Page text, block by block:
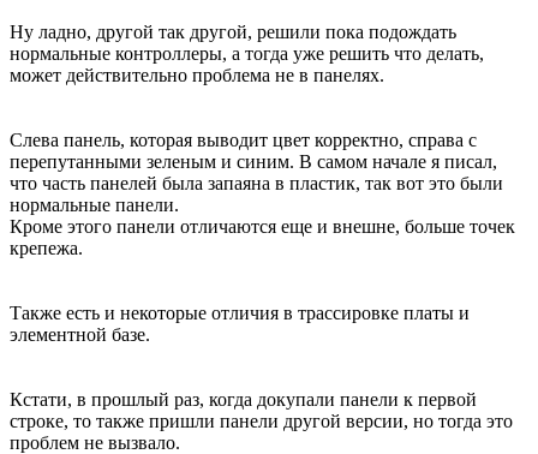
Ну ладно, другой так другой, решили пока подождать
нормальные контроллеры, а тогда уже решить что делать,
может действительно проблема не в панелях.
Слева панель, которая выводит цвет корректно, справа с
перепутанными зеленым и синим. В самом начале я писал,
что часть панелей была запаяна в пластик, так вот это были
нормальные панели.
Кроме этого панели отличаются еще и внешне, больше точек
крепежа.
Также есть и некоторые отличия в трассировке платы и
элементной базе.
Кстати, в прошлый раз, когда докупали панели к первой
строке, то также пришли панели другой версии, но тогда это
проблем не вызвало.